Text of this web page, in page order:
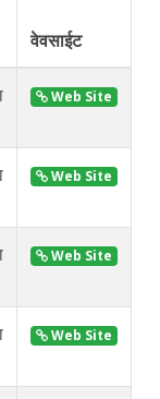
वेवसाईट
Web Site
Web Site
Web Site
Web Site